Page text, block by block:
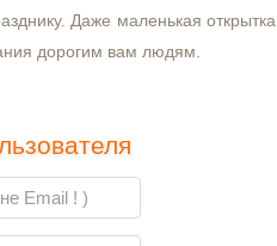
Даже маленькая открытка
дорогим вам людям.